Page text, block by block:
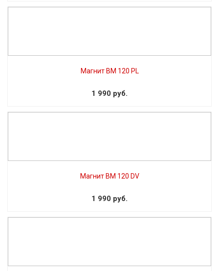
Магнит BM 120 PL
1 990 руб.
Магнит BM 120 DV
1 990 руб.